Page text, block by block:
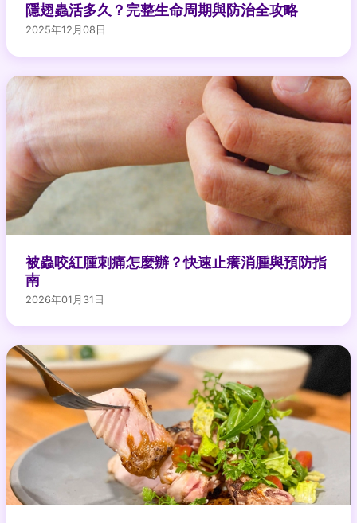
隱翅蟲活多久？完整生命周期與防治全攻略
2025年12月08日
被蟲咬紅腫刺痛怎麼辦？快速止癢消腫與預防指
南
2026年01月31日